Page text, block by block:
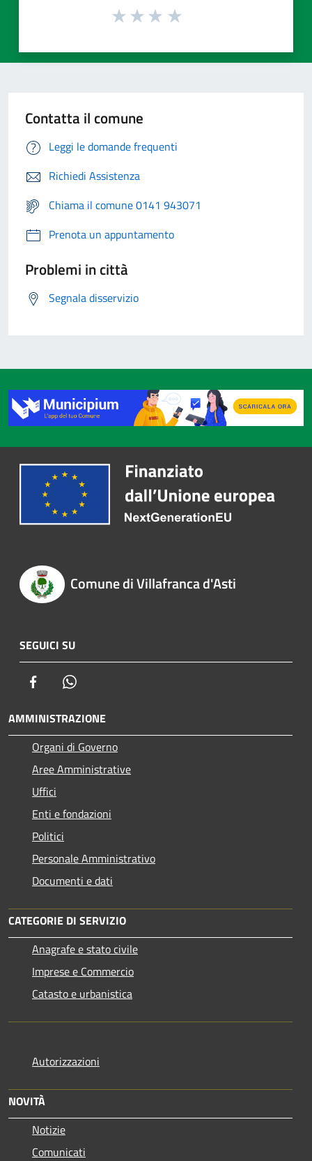
Contatta il comune
Leggi le domande frequenti
Richiedi Assistenza
Chiama il comune 0141 943071
Prenota un appuntamento
Problemi in città
Segnala disservizio
Comune di Villafranca d'Asti
SEGUICI SU
Facebook
AMMINISTRAZIONE
Organi di Governo
Aree Amministrative
Uffici
Enti e fondazioni
Politici
Personale Amministrativo
Documenti e dati
CATEGORIE DI SERVIZIO
Anagrafe e stato civile
Imprese e Commercio
Catasto e urbanistica
Autorizzazioni
NOVITÀ
Notizie
Comunicati